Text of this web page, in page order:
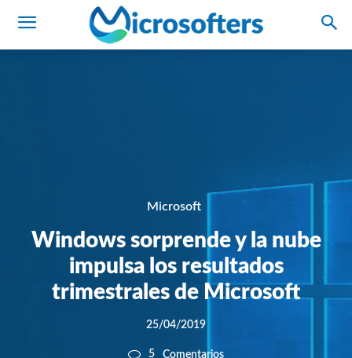
Microsoft
Windows sorprende y la nube
impulsa los resultados
trimestrales de Microsoft
25/04/2019
5 Comentarios